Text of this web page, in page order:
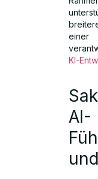
einer
KI-
AI-